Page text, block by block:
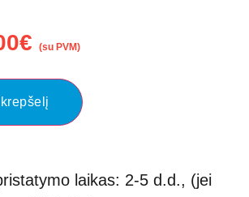
€ (su PVM)
Į krepšelį
laikas: 2-5 d.d., (jei